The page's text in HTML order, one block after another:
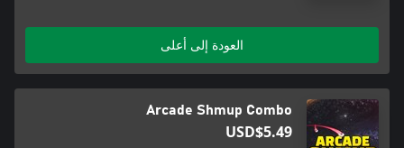
العودة إلى أعلى
Arcade Shmup Combo
USD$5.49